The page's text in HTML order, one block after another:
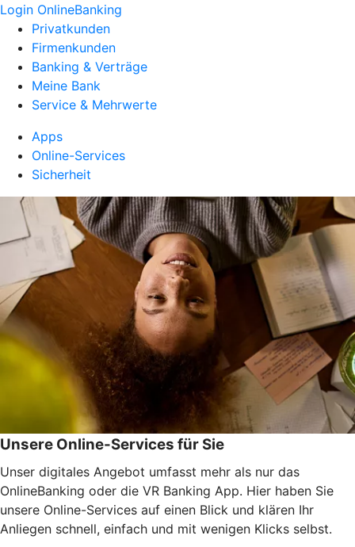
Login OnlineBanking
Privatkunden
Firmenkunden
Banking & Verträge
Meine Bank
Service & Mehrwerte
Apps
Online-Services
Sicherheit
Unsere Online-Services für Sie
Unser digitales Angebot umfasst mehr als nur das
OnlineBanking oder die VR Banking App. Hier haben Sie
unsere Online-Services auf einen Blick und klären Ihr
Anliegen schnell, einfach und mit wenigen Klicks selbst.